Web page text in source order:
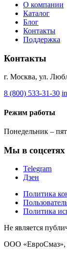
О компании
Каталог
Блог
Контакты
Поддержка
Контакты
г. Москва, ул.
8 (800) 533-31-30
Режим работы
Понедельник –
Мы в соцсетях
Telegram
Дзен
Политика
Политика
Не является
ООО «ЕвроСмаз»,